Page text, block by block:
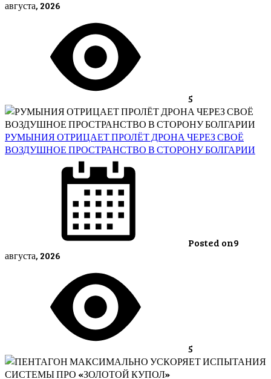
августа, 2026
5
РУМЫНИЯ ОТРИЦАЕТ ПРОЛЁТ ДРОНА ЧЕРЕЗ СВОЁ
ВОЗДУШНОЕ ПРОСТРАНСТВО В СТОРОНУ БОЛГАРИИ
Posted on9
августа, 2026
5